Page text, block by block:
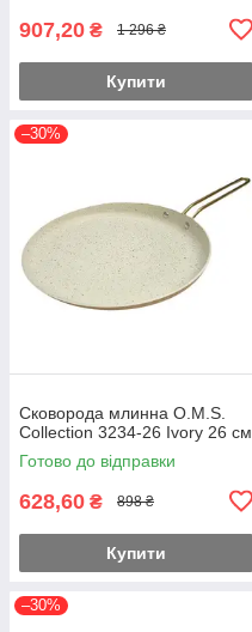
907,20 ₴ 1 296 ₴
Купити
–30%
Сковорода млинна O.M.S.
Collection 3234-26 Ivory 26 см
Готово до відправки
628,60 ₴ 898 ₴
Купити
–30%